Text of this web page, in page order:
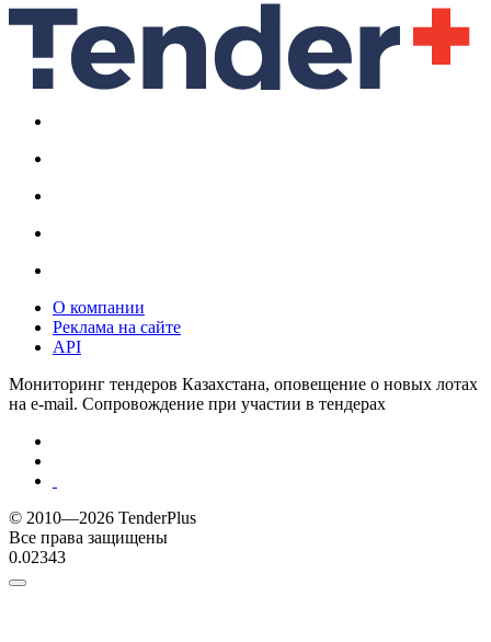
О компании
Реклама на сайте
API
Мониторинг тендеров Казахстана, оповещение о новых лотах
на e-mail. Сопровождение при участии в тендерах
© 2010—2026 TenderPlus
Все права защищены
0.02343